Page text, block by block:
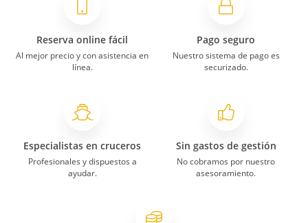
Reserva online fácil
Al mejor precio y con asistencia en
línea.
Pago seguro
Nuestro sistema de pago es
securizado.
Especialistas en cruceros
Profesionales y dispuestos a
ayudar.
Sin gastos de gestión
No cobramos por nuestro
asesoramiento.